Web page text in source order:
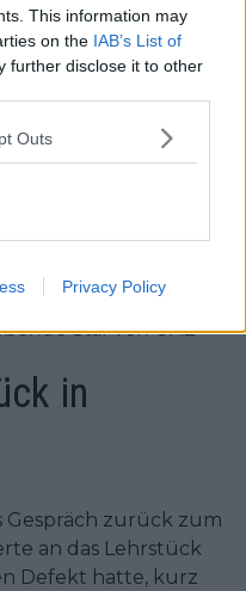
This information may
on the IAB’s List of
further disclose it to other
Outs
Privacy Policy
Star von UAE
in
Gespräch zurück zum
an das Lehrstück
Defekt hatte, kurz